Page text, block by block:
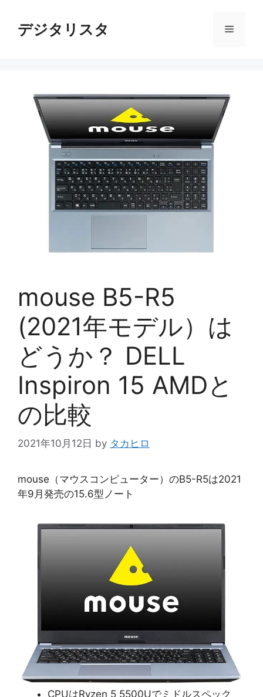
デジタリスタ メ
mouse B5-R5
(2021年モデル）は
どうか？ DELL
Inspiron 15 AMDと
の比較
2021年10月12日 by タカヒロ
mouse（マウスコンピューター）のB5-R5は2021
年9月発売の15.6型ノート
CPUはRyzen 5 5500Uでミドルスペック